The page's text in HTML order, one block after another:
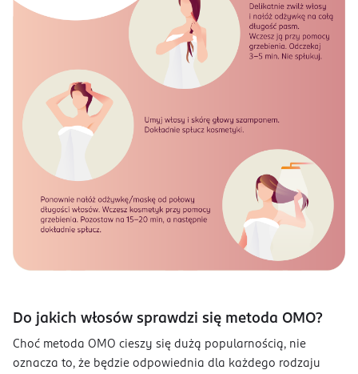
Do jakich włosów sprawdzi się metoda OMO?
Choć metoda OMO cieszy się dużą popularnością, nie
oznacza to, że będzie odpowiednia dla każdego rodzaju